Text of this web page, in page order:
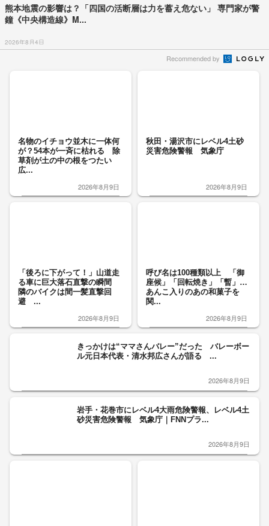
熊本地震の影響は？「四国の活断層は力を蓄え危ない」 専門家が警
鐘《中央構造線》M...
2026年8月4日
Recommended by
名物のイチョウ並木に一体何
が？54本が一斉に枯れる 除
草剤が土の中の根をつたい
広...
2026年8月9日
秋田・湯沢市にレベル4土砂
災害危険警報 気象庁
2026年8月9日
「後ろに下がって！」山道走
る車に巨大落石直撃の瞬間
隣のバイクは間一髪直撃回
避 ...
2026年8月9日
呼び名は100種類以上 「御
座候」「回転焼き」「暫」…
あんこ入りのあの和菓子を
関...
2026年8月9日
きっかけは“ママさんバレー”だった バレーボー
ル元日本代表・清水邦広さんが語る ...
2026年8月9日
岩手・花巻市にレベル4大雨危険警報、レベル4土
砂災害危険警報 気象庁｜FNNプラ...
2026年8月9日